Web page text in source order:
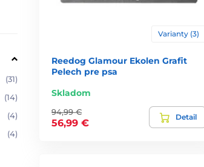
(31)
(14)
(4)
(4)
Varianty (3)
Reedog Glamour Ekolen Grafit
Pelech pre psa
Skladom
94,99 €
56,99 €
Detail